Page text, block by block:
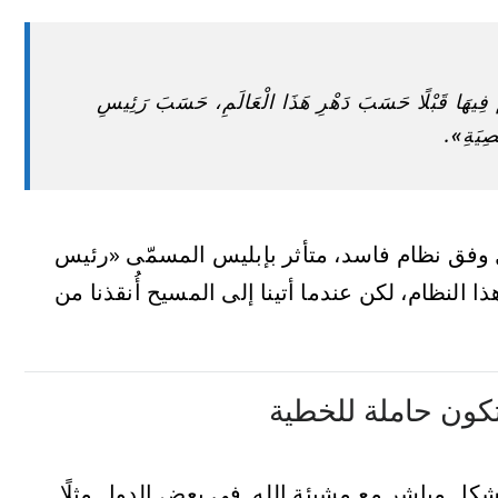
فِيهَا قَبْلًا حَسَبَ دَهْرِ هَذَا الْعَالَمِ، حَسَبَ رَئِيسِ
وفق نظام فاسد، متأثر بإبليس المسمّى «رئيس
لكن عندما أتينا إلى المسيح أُنقذنا من